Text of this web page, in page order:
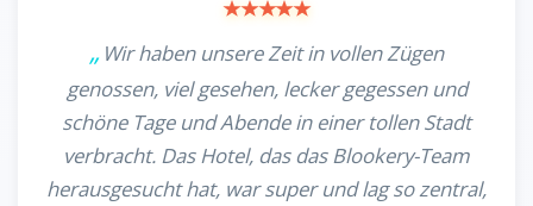
Wir haben unsere Zeit in vollen Zügen
genossen, viel gesehen, lecker gegessen und
schöne Tage und Abende in einer tollen Stadt
verbracht. Das Hotel, das das Blookery-Team
herausgesucht hat, war super und lag so zentral,